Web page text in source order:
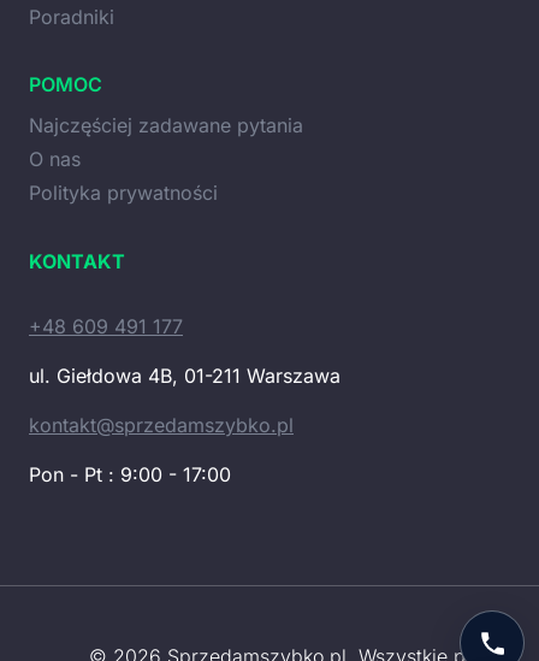
Poradniki
POMOC
Najczęściej zadawane pytania
O nas
Polityka prywatności
KONTAKT
+48 609 491 177
ul. Giełdowa 4B, 01-211 Warszawa
kontakt@sprzedamszybko.pl
Pon - Pt : 9:00 - 17:00
© 2026 Sprzedamszybko.pl. Wszystkie prawa